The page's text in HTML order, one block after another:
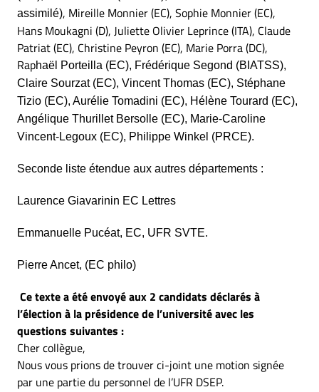
assimilé), Mireille Monnier (EC), Sophie Monnier (EC),
Hans Moukagni (D), Juliette Olivier Leprince (ITA), Claude
Patriat (EC), Christine Peyron (EC), Marie Porra (DC),
Raphaël Porteilla (EC), Frédérique Segond (BIATSS),
Claire Sourzat (EC), Vincent Thomas (EC), Stéphane
Tizio (EC), Aurélie Tomadini (EC), Hélène Tourard (EC),
Angélique Thurillet Bersolle (EC), Marie-Caroline
Vincent-Legoux (EC), Philippe Winkel (PRCE).
Seconde liste étendue aux autres départements :
Laurence Giavarinin EC Lettres
Emmanuelle Pucéat, EC, UFR SVTE.
Pierre Ancet, (EC philo)
Ce texte a été envoyé aux 2 candidats déclarés à
l’élection à la présidence de l’université avec les
questions suivantes :
Cher collègue,
Nous vous prions de trouver ci-joint une motion signée
par une partie du personnel de l’UFR DSEP.